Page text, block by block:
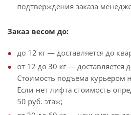
подтверждения заказа
Заказ весом до:
до 12 кг — доставляется до
от 12 до 30 кг — доставляется
Стоимость подъема курьером
Если нет лифта стоимость
50 руб. этаж;